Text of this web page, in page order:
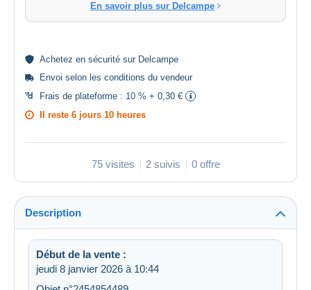
En savoir plus sur Delcampe
Achetez en sécurité sur Delcampe
Envoi selon les conditions du vendeur
Frais de plateforme : 10 % + 0,30 €
Il reste 6 jours 10 heures
75 visites 2 suivis 0 offre
Description
Début de la vente :
jeudi 8 janvier 2026 à 10:44